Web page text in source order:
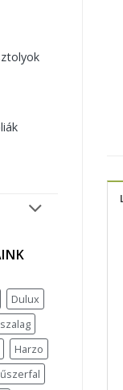
Dulux
Harzo